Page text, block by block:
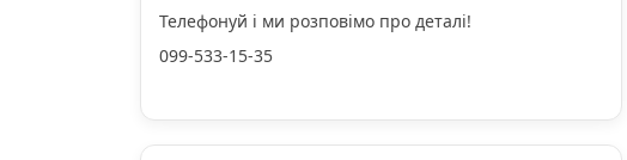
Телефонуй і ми розповімо про деталі!
099-533-15-35